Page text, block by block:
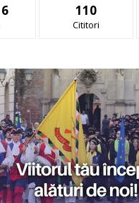
110
Cititori